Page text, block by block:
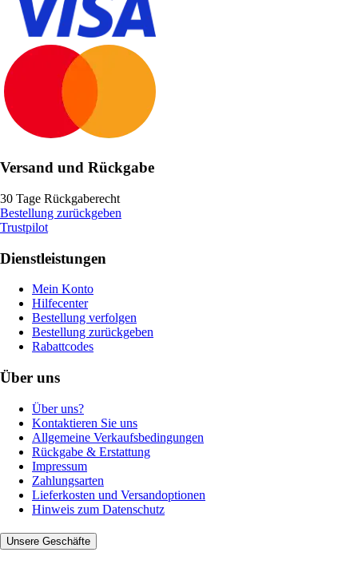
Versand und Rückgabe
30 Tage Rückgaberecht
Bestellung zurückgeben
Trustpilot
Dienstleistungen
Mein Konto
Hilfecenter
Bestellung verfolgen
Bestellung zurückgeben
Rabattcodes
Über uns
Über uns?
Kontaktieren Sie uns
Allgemeine Verkaufsbedingungen
Rückgabe & Erstattung
Impressum
Zahlungsarten
Lieferkosten und Versandoptionen
Hinweis zum Datenschutz
Unsere Geschäfte